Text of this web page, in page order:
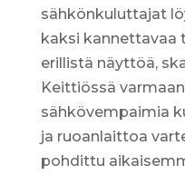
sähkönkuluttajat
kaksi kannettavaa
erillistä näyttöä,
Keittiössä
sähkövempaimia
ja ruoanlaittoa
pohdittu